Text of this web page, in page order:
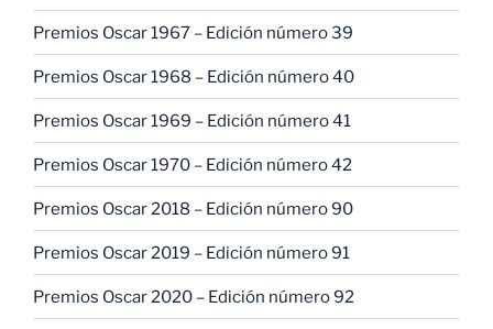
Premios Oscar 1967 – Edición número 39
Premios Oscar 1968 – Edición número 40
Premios Oscar 1969 – Edición número 41
Premios Oscar 1970 – Edición número 42
Premios Oscar 2018 – Edición número 90
Premios Oscar 2019 – Edición número 91
Premios Oscar 2020 – Edición número 92